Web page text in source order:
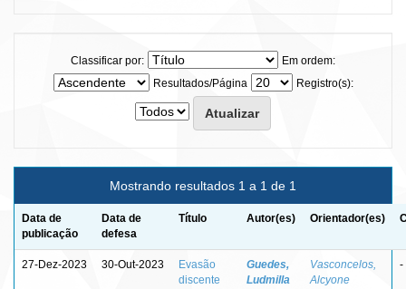
Classificar por:
Em ordem:
Resultados/Página
Registro(s):
Mostrando resultados 1 a 1 de 1
Data de
publicação
Data de
defesa
Título Autor(es) Orientador(es)
27-Dez-2023 30-Out-2023
Evasão
discente
Guedes,
Ludmilla
Vasconcelos,
Alcyone
-